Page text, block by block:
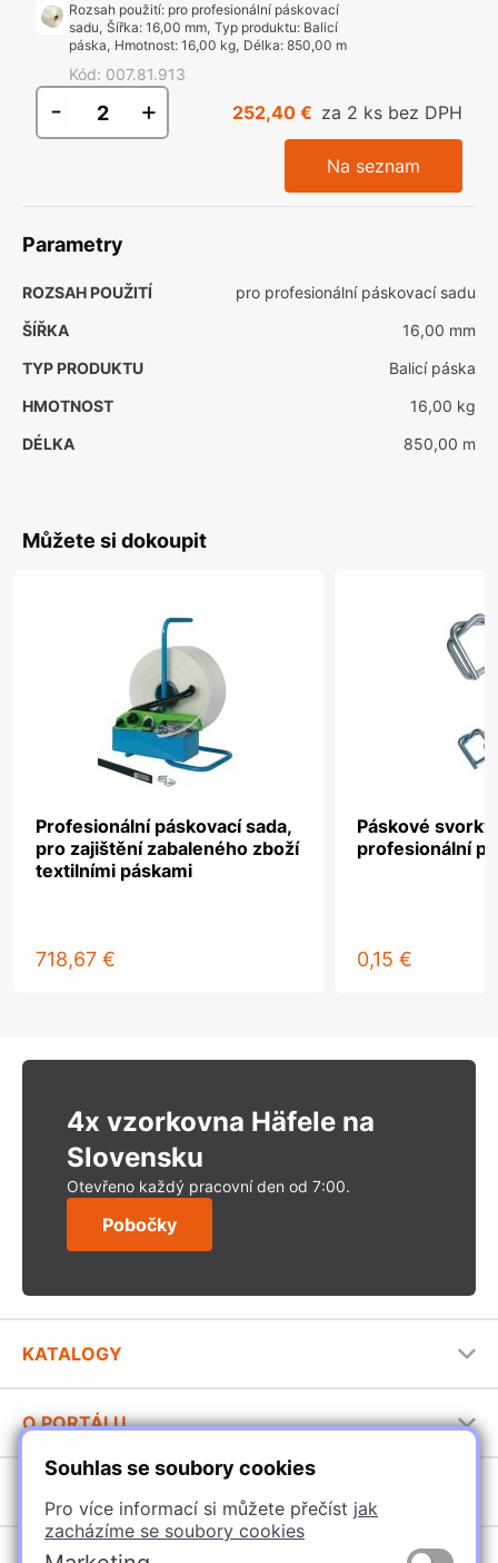
Souhlas se soubory cookies
Pro více informací si můžete přečíst jak
zacházíme se soubory cookies
Rozsah použití: pro profesionální páskovací
sadu, Šířka:16,00 mm, Typ produktu: Balicí
páska, Hmotnost:16,00 kg, Délka:850,00 m
Kód: 007.81.913
- + 252,40 € za 2 ks bez DPH
Na seznam
Parametry
ROZSAH POUŽITÍ
pro profesionální páskovací sadu
ŠÍŘKA
16,00 mm
TYP PRODUKTU
Balicí páska
HMOTNOST
16,00 kg
DÉLKA
850,00 m
Můžete si dokoupit
Profesionální páskovací sada,
pro zajištění zabaleného zboží
textilními páskami
718,67 €
Páskové
profesionální
0,15 €
4x vzorkovna Häfele na
Slovensku
Otevřeno každý pracovní den od 7:00.
Pobočky
KATALOGY
Stavební katalog Häfele
Brožury Häfele
O PORTÁLU
Provozovatel portálu
Jak používat portál
Úchytky